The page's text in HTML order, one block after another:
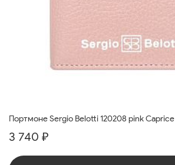
Портмоне Sergio Belotti 120208 pink Caprice
3 740 ₽